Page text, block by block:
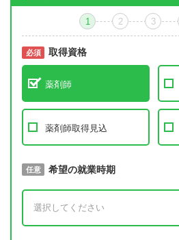
1 2 3
必須 取得資格
薬剤師
薬剤師取得見込
必須 取得予定年
任意 希望の就業時期